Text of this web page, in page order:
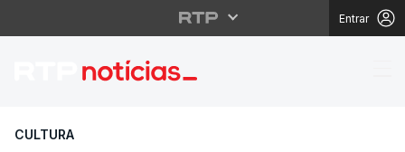
Entrar
"Tropical Glaciar".
CULTURA